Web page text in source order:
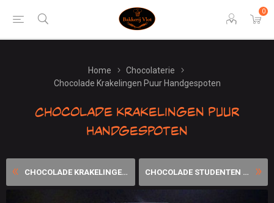
0
Home
Chocolaterie
Chocolade Krakelingen Puur Handgespoten
Chocolade Krakelingen Puur
Handgespoten
CHOCOLADE KRAKELINGEN MELK ... CHOCOLADE STUDENTEN FLIKKEN